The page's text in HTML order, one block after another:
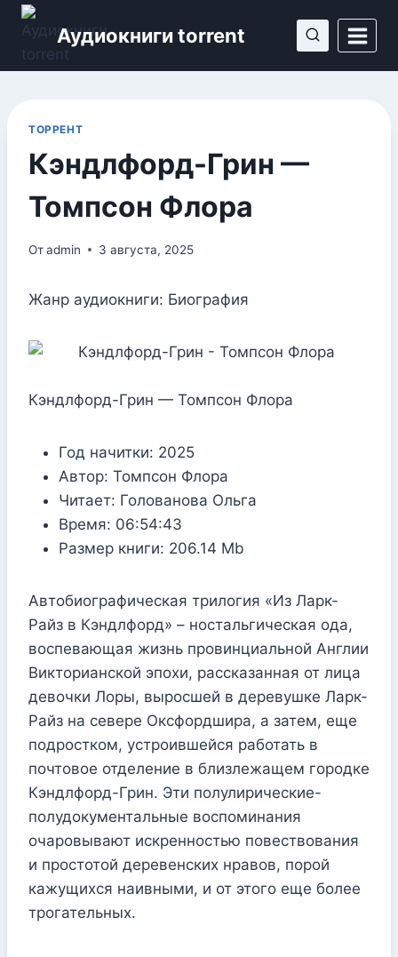
Перейти
содержимому
Аудиокниги torrent
ТОРРЕНТ
Кэндлфорд-Грин —
Томпсон Флора
Отadmin 3 августа, 2025
Жанр аудиокниги: Биография
Кэндлфорд-Грин — Томпсон Флора
Год начитки: 2025
Автор: Томпсон Флора
Читает: Голованова Ольга
Время: 06:54:43
Размер книги: 206.14 Mb
Автобиографическая трилогия «Из Ларк-
Райз в Кэндлфорд» – ностальгическая ода,
воспевающая жизнь провинциальной Англии
Викторианской эпохи, рассказанная от лица
девочки Лоры, выросшей в деревушке Ларк-
Райз на севере Оксфордшира, а затем, еще
подростком, устроившейся работать в
почтовое отделение в близлежащем городке
Кэндлфорд-Грин. Эти полулирические-
полудокументальные воспоминания
очаровывают искренностью повествования
и простотой деревенских нравов, порой
кажущихся наивными, и от этого еще более
трогательных.